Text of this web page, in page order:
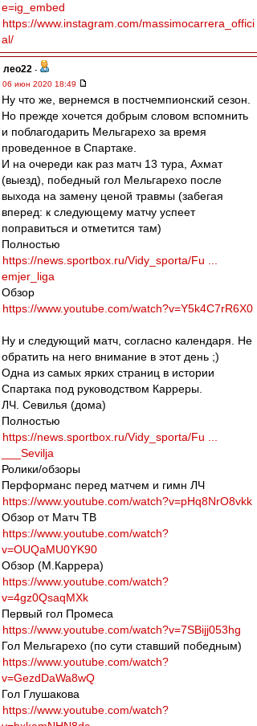
e=ig_embed
https://www.instagram.com/massimocarrera_offici
al/
лео22 -
06 июн 2020 18:49
Ну что же, вернемся в постчемпионский сезон.
Но прежде хочется добрым словом вспомнить
и поблагодарить Мельгарехо за время
проведенное в Спартаке.
И на очереди как раз матч 13 тура, Ахмат
(выезд), победный гол Мельгарехо после
выхода на замену ценой травмы (забегая
вперед: к следующему матчу успеет
поправиться и отметится там)
Полностью
https://news.sportbox.ru/Vidy_sporta/Fu ...
emjer_liga
Обзор
https://www.youtube.com/watch?v=Y5k4C7rR6X0
Ну и следующий матч, согласно календаря. Не
обратить на него внимание в этот день ;)
Одна из самых ярких страниц в истории
Спартака под руководством Карреры.
ЛЧ. Севилья (дома)
Полностью
https://news.sportbox.ru/Vidy_sporta/Fu ...
___Sevilja
Ролики/обзоры
Перформанс перед матчем и гимн ЛЧ
https://www.youtube.com/watch?v=pHq8NrO8vkk
Обзор от Матч ТВ
https://www.youtube.com/watch?
v=OUQaMU0YK90
Обзор (М.Каррера)
https://www.youtube.com/watch?
v=4gz0QsaqMXk
Первый гол Промеса
https://www.youtube.com/watch?v=7SBijj053hg
Гол Мельгарехо (по сути ставший победным)
https://www.youtube.com/watch?
v=GezdDaWa8wQ
Гол Глушакова
https://www.youtube.com/watch?